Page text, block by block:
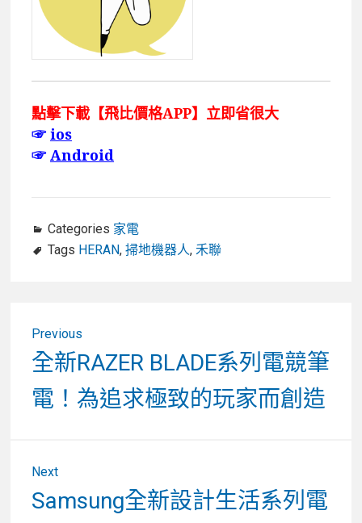
點擊下載【飛比價格APP】立即省很大
☞ios
☞Android
Categories 家電
Tags HERAN, 掃地機器人, 禾聯
Previous
Previous
post:
全新RAZER BLADE系列電競筆
電！為追求極致的玩家而創造
Next
Next
post:
Samsung全新設計生活系列電